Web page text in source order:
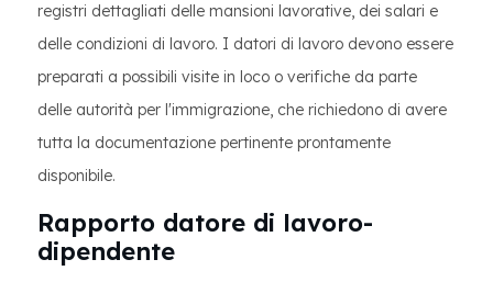
registri dettagliati delle mansioni lavorative, dei salari e
delle condizioni di lavoro. I datori di lavoro devono essere
preparati a possibili visite in loco o verifiche da parte
delle autorità per l'immigrazione, che richiedono di avere
tutta la documentazione pertinente prontamente
disponibile.
Rapporto datore di lavoro-
dipendente